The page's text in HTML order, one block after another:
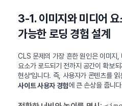
3-1. 이미지와 미디어
가능한 로딩 경험 설계
CLS 문제의 가장 흔한 원인은 이미지,
요소가 로드되기 전까지 공간이 확보되
현상’입니다. 즉, 사용자가 콘텐츠를
사이트 사용자 경험에 큰 손상을 줍니